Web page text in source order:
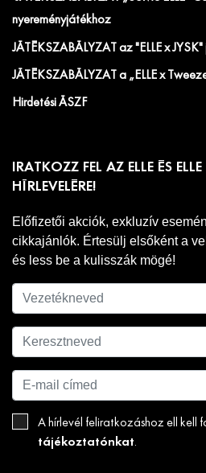
nyereményjátékhoz
JÁTÉKSZABÁLYZAT az "ELLE x
JÁTÉKSZABÁLYZAT a „ELLE x
Hirdetési ÁSZF
IRATKOZZ FEL AZ ELLE ÉS
HÍRLEVELÉRE!
Előfizetői akciók, exkluzív
cikkajánlók. Értesülj elsőként a
és less be a kulisszák mögé!
A hírlevél feliratkozáshoz ell kell
tájékoztatónkat.